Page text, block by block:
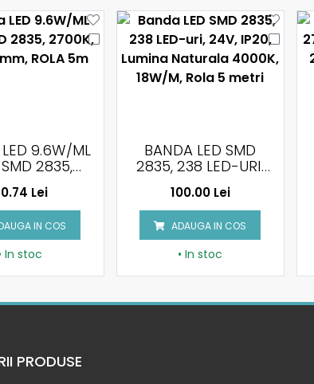
LED SMD
LED-URI,
LUMINA
4000K,
ROLA 5
METRI
Lei
IN COS
In stoc
BANDĂ LED COB
CCT 2700-6000K,
700LM/M, 24V,
7+7W, 624LED/M,
IP20, ROLA 5M
177.68 Lei
ADAUGA IN COS
• In stoc
PRODUSE